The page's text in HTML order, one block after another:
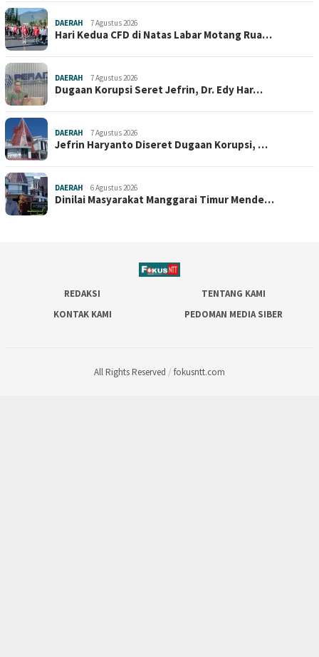
DAERAH 7 Agustus 2026
Hari Kedua CFD di Natas Labar Motang Rua…
DAERAH 7 Agustus 2026
Dugaan Korupsi Seret Jefrin, Dr. Edy Har…
DAERAH 7 Agustus 2026
Jefrin Haryanto Diseret Dugaan Korupsi, …
DAERAH 6 Agustus 2026
Dinilai Masyarakat Manggarai Timur Mende…
REDAKSI
TENTANG KAMI
KONTAK KAMI
PEDOMAN MEDIA SIBER
All Rights Reserved / fokusntt.com